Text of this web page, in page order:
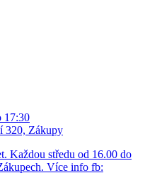
17:30
320, Zákupy
Každou středu od 16.00 do
Více info fb: